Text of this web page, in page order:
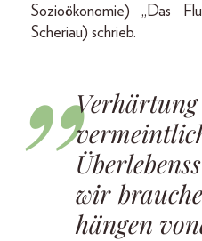
Sozioökonomie) „Das
Scheriau) schrieb.
wir
hängen